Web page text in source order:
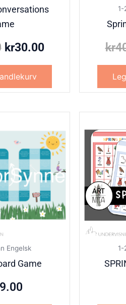
kr30.00
1-
kr
Engelsk
Game
1-